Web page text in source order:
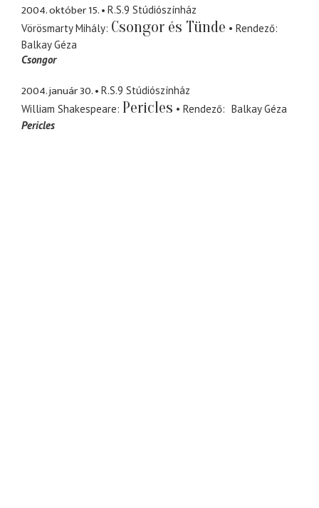
2004. október 15.
R.S.9 Stúdiószínház
Vörösmarty Mihály Csongor és Tünde
Rendező
Balkay Géza
Csongor
2004. január 30.
R.S.9 Stúdiószínház
William Shakespeare Pericles Rendező
Balkay Géza
Pericles